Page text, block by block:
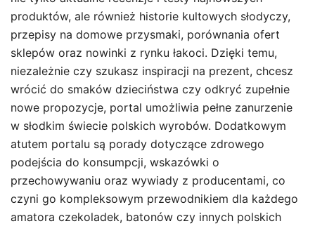
produktów, ale również historie kultowych słodyczy,
przepisy na domowe przysmaki, porównania ofert
sklepów oraz nowinki z rynku łakoci. Dzięki temu,
niezależnie czy szukasz inspiracji na prezent, chcesz
wrócić do smaków dzieciństwa czy odkryć zupełnie
nowe propozycje, portal umożliwia pełne zanurzenie
w słodkim świecie polskich wyrobów. Dodatkowym
atutem portalu są porady dotyczące zdrowego
podejścia do konsumpcji, wskazówki o
przechowywaniu oraz wywiady z producentami, co
czyni go kompleksowym przewodnikiem dla każdego
amatora czekoladek, batonów czy innych polskich